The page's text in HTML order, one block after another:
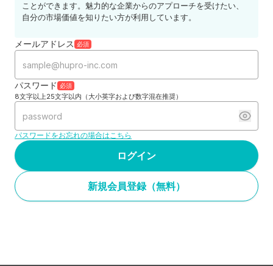
ことができます。魅力的な企業からのアプローチを受けたい、
自分の市場価値を知りたい方が利用しています。
メールアドレス 必須
パスワード 必須
8文字以上25文字以内（大小英字および数字混在推奨）
パスワードをお忘れの場合はこちら
ログイン
新規会員登録（無料）